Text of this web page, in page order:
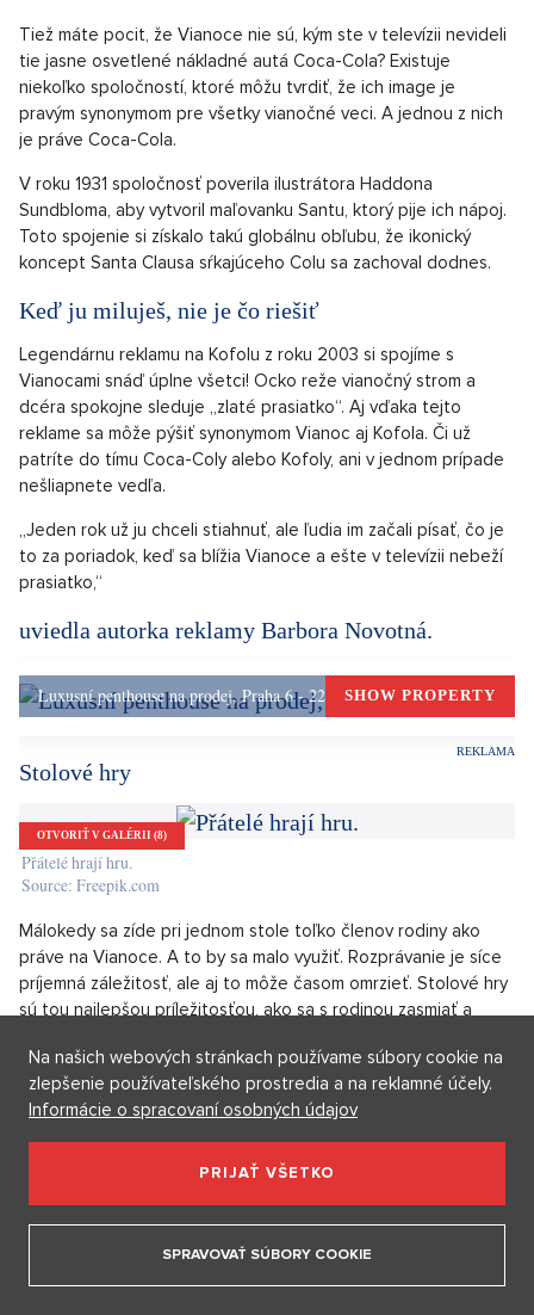
Tá pieseň je z roka 1994, takže len ťažko uveriť, že po celé tie
roky borí vianočné rebríčky skladieb, a to aj dnes. Priznajte sa.
Kto si túto pesničku na Vianoce nepustí ani raz? Počuť totiž
milované vokály nedostihnuteľnej speváčky Mariah Carey
zrejme potrebuje každý! Či už v svetri, alebo bez neho.
Vianoce už prišli, Coca-Colu si vychutnaj
OTVORIŤ V GALÉRII (8)
Santa Claus s Coca-Colou
tie jasne osvetlené nákladné autá Coca-Cola? Existuje
niekoľko spoločností, ktoré môžu tvrdiť, že ich image je
pravým synonymom pre všetky vianočné veci. A jednou z nich
je práve Coca-Cola.
V roku 1931 spoločnosť poverila ilustrátora Haddona
Toto spojenie si získalo takú globálnu obľubu, že ikonický
koncept Santa Clausa sŕkajúceho Colu sa zachoval dodnes.
Keď ju miluješ, nie je čo riešiť
Vianocami snáď úplne všetci! Ocko reže vianočný strom a
dcéra spokojne sleduje „zlaté prasiatko“. Aj vďaka tejto
patríte do tímu Coca-Coly alebo Kofoly, ani v jednom prípade
nešliapnete vedľa.
„Jeden rok už ju chceli stiahnuť, ale ľudia im začali písať, čo je
to za poriadok, keď sa blížia Vianoce a ešte v televízii nebeží
prasiatko,“
uviedla autorka reklamy Barbora Novotná.
Luxusní penthouse na prodej, Praha 6 - 226m, Praha 6SHOW PROPERTY
Stolové hry
Málokedy sa zíde pri jednom stole toľko členov rodiny ako
práve na Vianoce. A to by sa malo využiť. Rozprávanie je síce
príjemná záležitosť, ale aj to môže časom omrzieť. Stolové hry
Na našich webových stránkach používame súbory cookie na
zlepšenie používateľského prostredia a na reklamné účely.
Informácie o spracovaní osobných údajov
PRIJAŤ VŠETKO
SPRAVOVAŤ SÚBORY COOKIE